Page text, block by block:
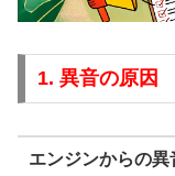
1. 異音の原因
エンジンからの異